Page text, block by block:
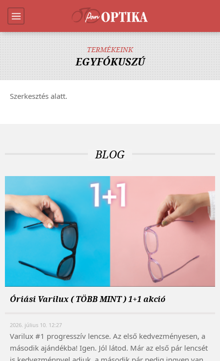
TERMÉKEINK
EGYFÓKUSZÚ
Szerkesztés alatt.
BLOG
Óriási Varilux ( TÖBB MINT ) 1+1 akció
2026. július 10. 12:27
Varilux #1 progresszív lencse. Az első kedvezményesen, a
második ajándékba! Igen. Jól látod. Már az első pár lencsét